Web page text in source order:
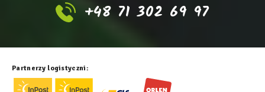
+48 71 302 69 97
Partnerzy logistyczni: